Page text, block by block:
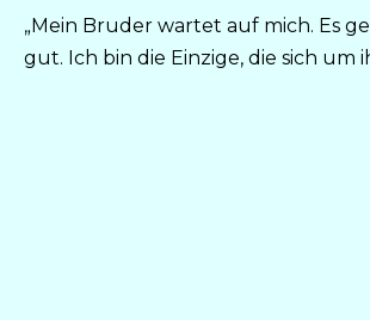
„Mein Bruder wartet auf mich. Es
gut. Ich bin die Einzige, die sich um